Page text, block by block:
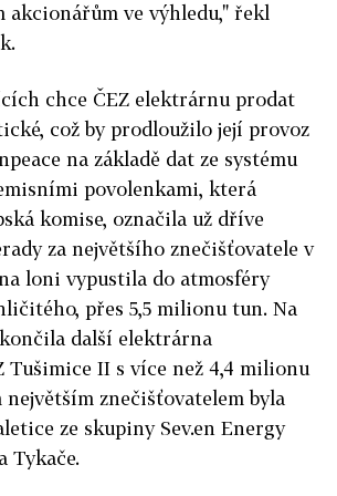
ve výhledu," řekl
chce ČEZ elektrárnu prodat
což by prodloužilo její provoz
na základě dat ze systému
povolenkami, která
komise, označila už dříve
za největšího znečišťovatele v
loni vypustila do atmosféry
přes 5,5 milionu tun. Na
další elektrárna
Tušimice II s více než 4,4 milionu
znečišťovatelem byla
ze skupiny Sev.en Energy
Tykače.